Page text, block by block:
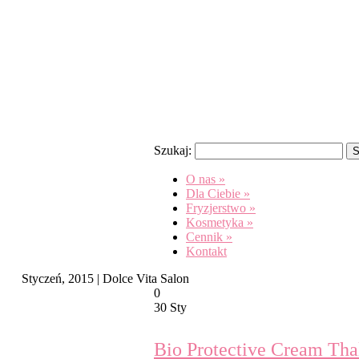
Szukaj:
O nas »
Dla Ciebie »
Fryzjerstwo »
Kosmetyka »
Cennik »
Kontakt
Styczeń, 2015 | Dolce Vita Salon
0
30 Sty
Bio Protective Cream